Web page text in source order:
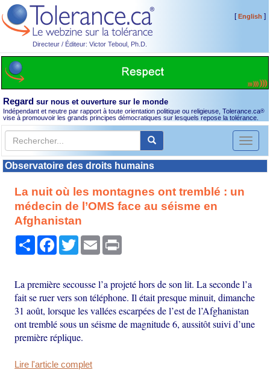
Directeur / Éditeur: Victor Teboul, Ph.D.
[English ]
Regard sur nous et ouverture sur le monde
Indépendant et neutre par rapport à toute orientation politique ou religieuse, Tolerance.ca®
vise à promouvoir les grands principes démocratiques sur lesquels repose la tolérance.
Toggle
Observatoire des droits humains
La nuit où les montagnes ont tremblé : un
médecin de l’OMS face au séisme en
Afghanistan
PartagerFacebook
TwitterEmail
La première secousse l’a projeté hors de son lit. La seconde l’a
fait se ruer vers son téléphone. Il était presque minuit, dimanche
31 août, lorsque les vallées escarpées de l’est de l’Afghanistan
ont tremblé sous un séisme de magnitude 6, aussitôt suivi d’une
première réplique.
Lire l'article complet